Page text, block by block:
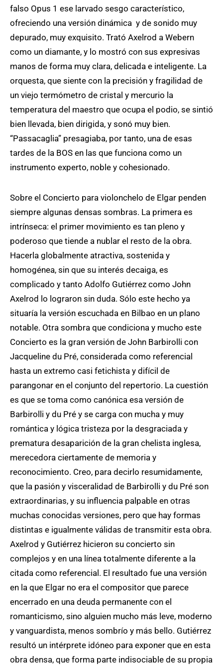
falso Opus 1 ese larvado sesgo característico,
ofreciendo una versión dinámica y de sonido muy
depurado, muy exquisito. Trató Axelrod a Webern
como un diamante, y lo mostró con sus expresivas
manos de forma muy clara, delicada e inteligente. La
orquesta, que siente con la precisión y fragilidad de
un viejo termómetro de cristal y mercurio la
temperatura del maestro que ocupa el podio, se sintió
bien llevada, bien dirigida, y sonó muy bien.
“Passacaglia” presagiaba, por tanto, una de esas
tardes de la BOS en las que funciona como un
instrumento experto, noble y cohesionado.
Sobre el Concierto para violonchelo de Elgar penden
siempre algunas densas sombras. La primera es
intrínseca: el primer movimiento es tan pleno y
poderoso que tiende a nublar el resto de la obra.
Hacerla globalmente atractiva, sostenida y
homogénea, sin que su interés decaiga, es
complicado y tanto Adolfo Gutiérrez como John
Axelrod lo lograron sin duda. Sólo este hecho ya
situaría la versión escuchada en Bilbao en un plano
notable. Otra sombra que condiciona y mucho este
Concierto es la gran versión de John Barbirolli con
Jacqueline du Pré, considerada como referencial
hasta un extremo casi fetichista y difícil de
parangonar en el conjunto del repertorio. La cuestión
es que se toma como canónica esa versión de
Barbirolli y du Pré y se carga con mucha y muy
romántica y lógica tristeza por la desgraciada y
prematura desaparición de la gran chelista inglesa,
merecedora ciertamente de memoria y
reconocimiento. Creo, para decirlo resumidamente,
que la pasión y visceralidad de Barbirolli y du Pré son
extraordinarias, y su influencia palpable en otras
muchas conocidas versiones, pero que hay formas
distintas e igualmente válidas de transmitir esta obra.
Axelrod y Gutiérrez hicieron su concierto sin
complejos y en una línea totalmente diferente a la
citada como referencial. El resultado fue una versión
en la que Elgar no era el compositor que parece
encerrado en una deuda permanente con el
romanticismo, sino alguien mucho más leve, moderno
y vanguardista, menos sombrío y más bello. Gutiérrez
resultó un intérprete idóneo para exponer que en esta
obra densa, que forma parte indisociable de su propia